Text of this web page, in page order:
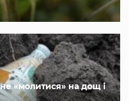
«молитися» на дощ і